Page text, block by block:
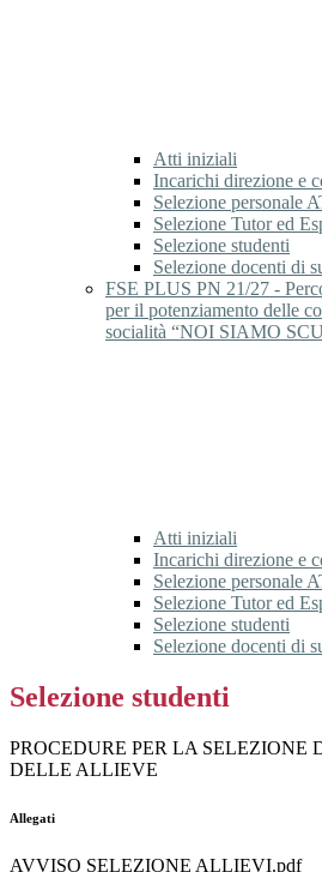
Atti iniziali
Incarichi direzione e
Selezione personale
Selezione Tutor ed
Selezione studenti
Selezione docenti di
FSE PLUS PN 21/27 -
per il potenziamento delle
socialità “NOI SIAMO
Atti iniziali
Incarichi direzione e
Selezione personale
Selezione Tutor ed
Selezione studenti
Selezione docenti di
Selezione studenti
PROCEDURE PER LA SELEZIONE
DELLE ALLIEVE
Allegati
AVVISO SELEZIONE ALLIEVI.pdf